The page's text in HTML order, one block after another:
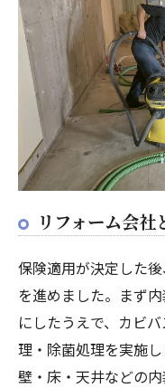
リフォーム会
保険適用が決定した
を進めました。まず
にしたうえで、カビ
理・除菌処理を実施
壁・床・天井などの